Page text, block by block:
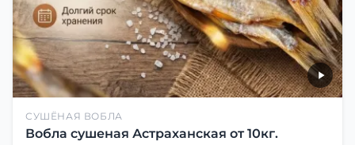
СУШЁНАЯ ВОБЛА
Вобла сушеная Астраханская от 10кг.